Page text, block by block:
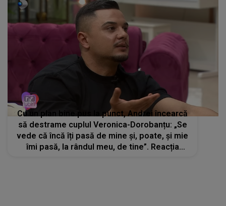
Cu un plan bine pus la punct, Andrei încearcă
să destrame cuplul Veronica-Dorobanțu: „Se
vede că încă îți pasă de mine și, poate, și mie
îmi pasă, la rândul meu, de tine”. Reacția